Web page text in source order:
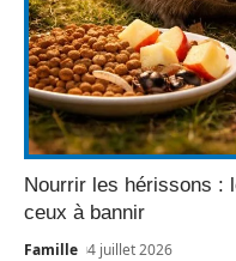
Nourrir les hérissons :
ceux à bannir
Famille 4 juillet 2026